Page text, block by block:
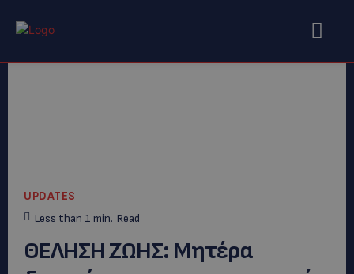
UPDATES
Less than 1 min. Read
ΘΕΛΗΣΗ ΖΩΗΣ: Mητέρα